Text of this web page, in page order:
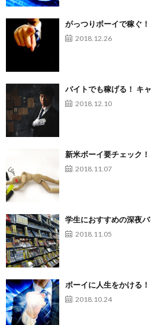
がっつりボーイで稼ぐ！
2018.12.26
バイトでも稼げる！ キ
2018.12.10
新米ボーイ要チェック！
2018.11.07
学生におすすめの深夜バ
2018.11.05
ボーイに人生をかける！
2018.10.24